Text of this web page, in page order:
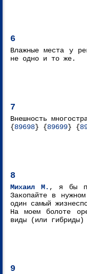
6
Влажные места у
не одно и то же.
7
Внешность
{89698} {89699} {
8
Михаил М. , я бы
Закопайте в
один самый
На моем болоте
виды (или гибриды)
9